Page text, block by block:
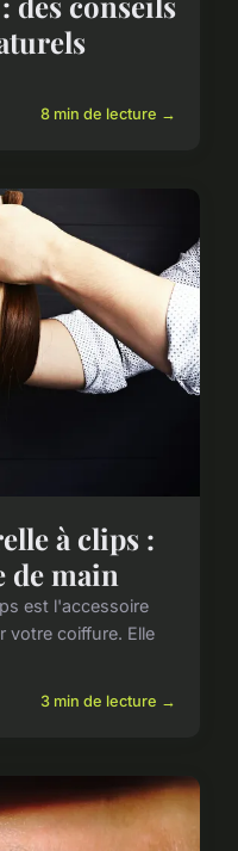
8 min de lecture →
à clips :
de main
est l'accessoire
votre coiffure. Elle
3 min de lecture →